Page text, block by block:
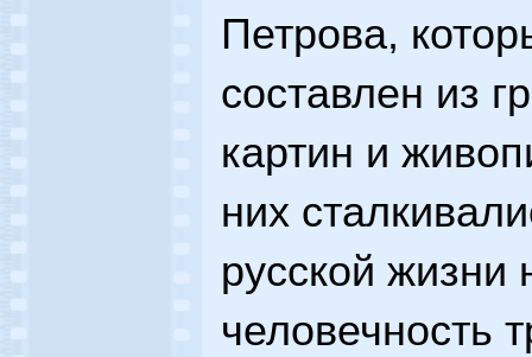
Петрова,
составлен из
картин и
них
русской жизни
человечность